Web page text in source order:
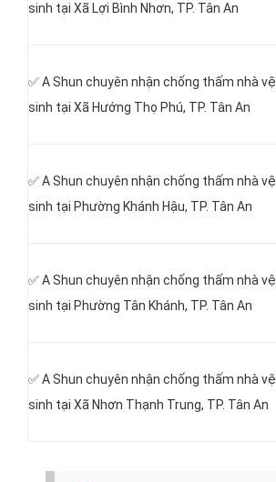
sinh tại Xã Lợi Bình Nhơn, TP. Tân An
✅ A Shun chuyên nhận chống thấm nhà vệ
sinh tại Xã Hướng Thọ Phú, TP. Tân An
✅ A Shun chuyên nhận chống thấm nhà vệ
sinh tại Phường Khánh Hậu, TP. Tân An
✅ A Shun chuyên nhận chống thấm nhà vệ
sinh tại Phường Tân Khánh, TP. Tân An
✅ A Shun chuyên nhận chống thấm nhà vệ
sinh tại Xã Nhơn Thạnh Trung, TP. Tân An